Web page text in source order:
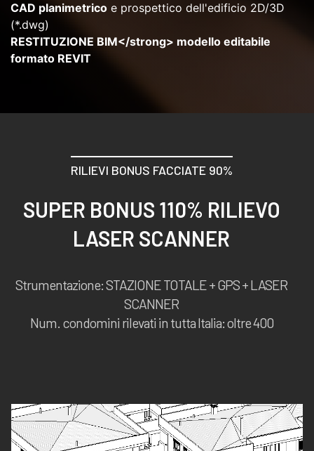
CAD planimetrico e prospettico dell'edificio 2D/3D
(*.dwg)
RESTITUZIONE BIM</strong> modello editabile
formato REVIT
RILIEVI BONUS FACCIATE 90%
SUPER BONUS 110% RILIEVO
LASER SCANNER
Strumentazione: STAZIONE TOTALE + GPS + LASER
SCANNER
Num. condomini rilevati in tutta Italia: oltre 400